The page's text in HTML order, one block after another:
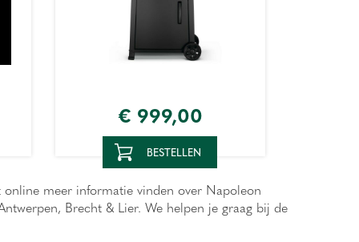
€ 999,00
BESTELLEN
meer informatie vinden over Napoleon
Brecht & Lier. We helpen je graag bij de